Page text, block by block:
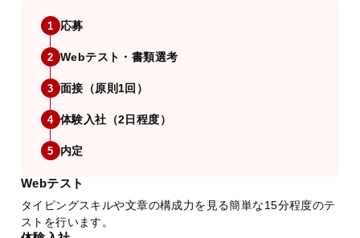
1 応募
2 Webテスト・書類選考
3 面接（原則1回）
4 体験入社（2日程度）
5 内定
Webテスト
タイピングスキルや文章の構成力を見る簡単な15分程度のテ
ストを行います。